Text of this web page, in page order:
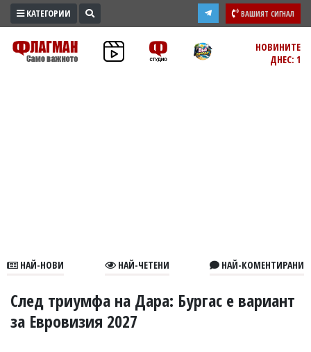
ПРОМО
ЗОНА
В
УКРАЙНА
КАТЕГОРИИ ВАШИЯТ СИГНАЛ
НОВИНИТЕ
ДНЕС: 1
НАЙ-НОВИ НАЙ-ЧЕТЕНИ НАЙ-КОМЕНТИРАНИ
След триумфа на Дара: Бургас е вариант
за Евровизия 2027